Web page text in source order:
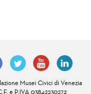
Musei Civici di Venezia
e P.IVA 03842230272